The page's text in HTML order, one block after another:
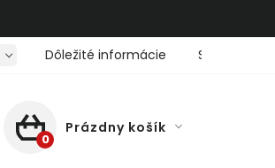
Dôležité informácie Servis
NÁKUPNÝ KOŠÍK
Prázdny košík